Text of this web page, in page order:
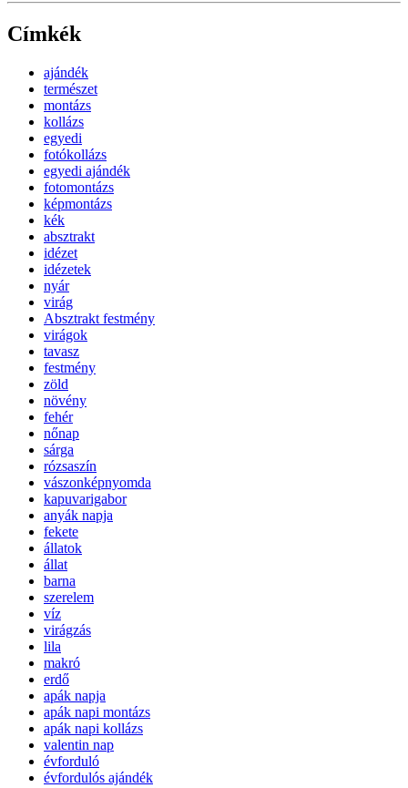
Címkék
ajándék
természet
montázs
kollázs
egyedi
fotókollázs
egyedi ajándék
fotomontázs
képmontázs
kék
absztrakt
idézet
idézetek
nyár
virág
Absztrakt festmény
virágok
tavasz
festmény
zöld
növény
fehér
nőnap
sárga
rózsaszín
vászonképnyomda
kapuvarigabor
anyák napja
fekete
állatok
állat
barna
szerelem
víz
virágzás
lila
makró
erdő
apák napja
apák napi montázs
apák napi kollázs
valentin nap
évforduló
évfordulós ajándék